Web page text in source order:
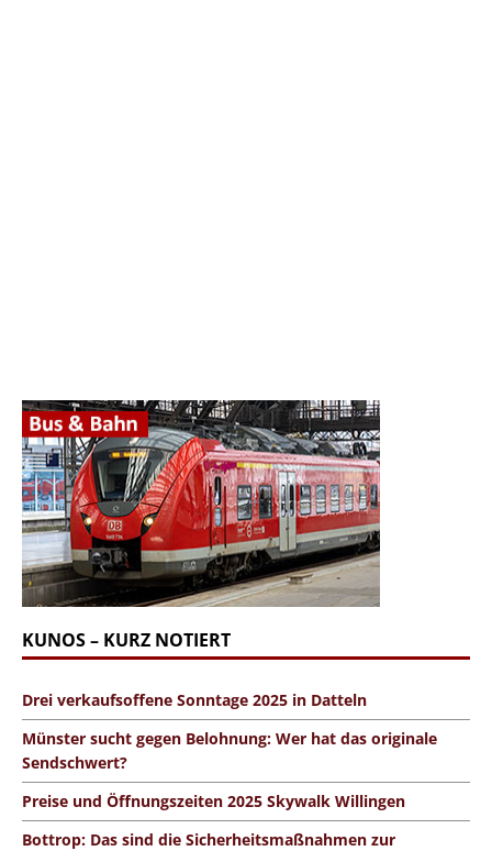
KUNOS – KURZ NOTIERT
Drei verkaufsoffene Sonntage 2025 in Datteln
Münster sucht gegen Belohnung: Wer hat das originale
Sendschwert?
Preise und Öffnungszeiten 2025 Skywalk Willingen
Bottrop: Das sind die Sicherheitsmaßnahmen zur